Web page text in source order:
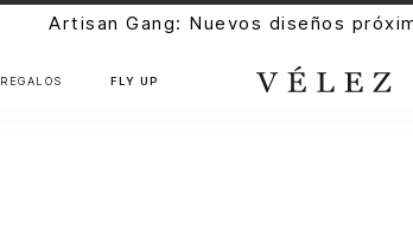
Artisan Gang: Nuevos diseños
REGALOS FLY UP